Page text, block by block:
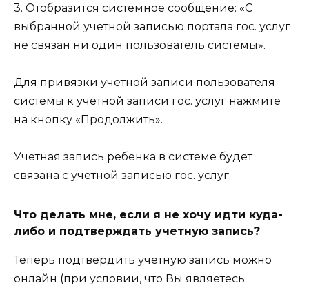
3. Отобразится системное сообщение: «С
выбранной учетной записью портала гос. услуг
не связан ни один пользователь системы».
Для привязки учетной записи пользователя
системы к учетной записи гос. услуг нажмите
на кнопку «Продолжить».
Учетная запись ребенка в системе будет
связана с учетной записью гос. услуг.
Что делать мне, если я не хочу идти куда-
либо и подтверждать учетную запись?
Теперь подтвердить учетную запись можно
онлайн (при условии, что Вы являетесь